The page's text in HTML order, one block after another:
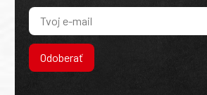
Odoberať